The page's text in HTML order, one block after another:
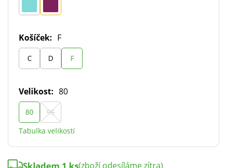
Košíček: F
C D F
Velikost: 80
80
95
Tabulka velikostí
(zboží odesíláme zítra)